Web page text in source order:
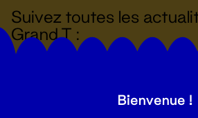
Suivez toutes les
Grand T :
Bienvenue !